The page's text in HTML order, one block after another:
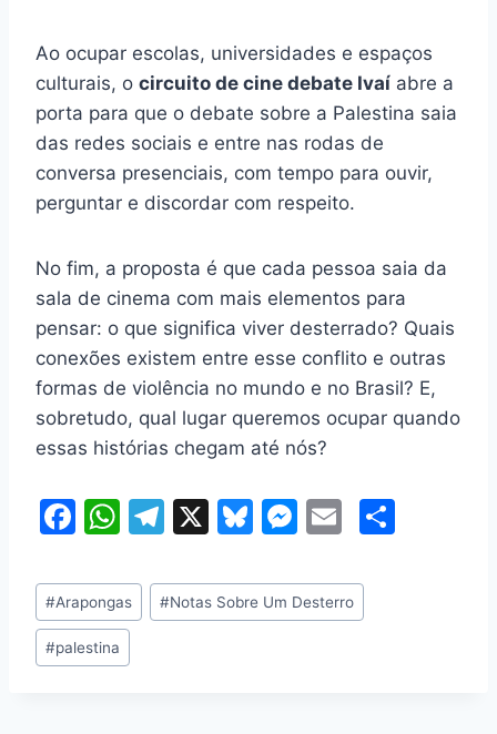
Ao ocupar escolas, universidades e espaços
culturais, o circuito de cine debate Ivaí abre a
porta para que o debate sobre a Palestina saia
das redes sociais e entre nas rodas de
conversa presenciais, com tempo para ouvir,
perguntar e discordar com respeito.
No fim, a proposta é que cada pessoa saia da
sala de cinema com mais elementos para
pensar: o que significa viver desterrado? Quais
conexões existem entre esse conflito e outras
formas de violência no mundo e no Brasil? E,
sobretudo, qual lugar queremos ocupar quando
essas histórias chegam até nós?
F
c
e
b
W
at
s
A
T
e
gr
X
Bl
e
s
M
s
s
E
ai
l
Tags
do
Post:
#Arapongas #Notas Sobre Um Desterro
#palestina